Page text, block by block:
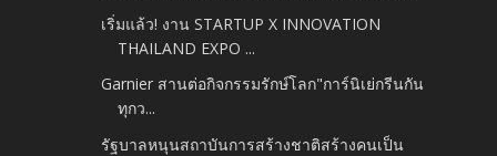
เริ่มแล้ว! งาน STARTUP X INNOVATION
THAILAND EXPO ...
Garnier สานต่อกิจกรรมรักษ์โลก"การ์นิเย่กรีนกัน
ทุกว...
รัฐบาลหนุนสถาบันการสร้างชาติสร้างคนเป็น